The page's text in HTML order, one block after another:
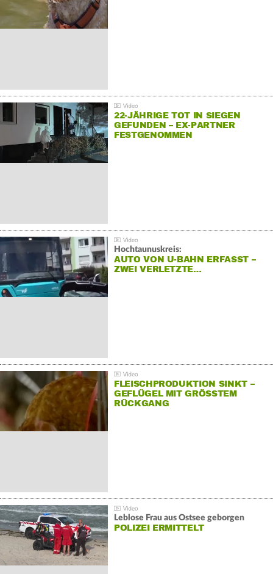
22-JÄHRIGE TOT IN SIEGEN
GEFUNDEN – EX-PARTNER
FESTGENOMMEN
Hochtaunuskreis:
AUTO VON U-BAHN ERFASST –
ZWEI VERLETZTE…
FLEISCHPRODUKTION SINKT –
GEFLÜGEL MIT GRÖSSTEM R
ÜCKGANG
Leblose Frau aus Ostsee geborgen
POLIZEI ERMITTELT